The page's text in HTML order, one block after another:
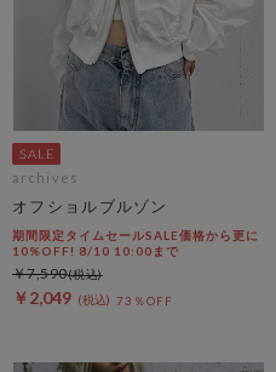
archives
オフショルブルゾン
期間限定タイムセールSALE価格から更に
10%OFF! 8/10 10:00まで
￥2,049 73％OFF
￥7,590